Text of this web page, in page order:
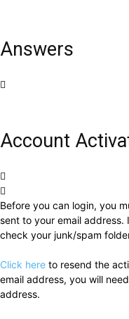
Answers
Account
Before you can login, you
sent to your email
check your junk/spam
Click here to resend the
email address, you will
address.